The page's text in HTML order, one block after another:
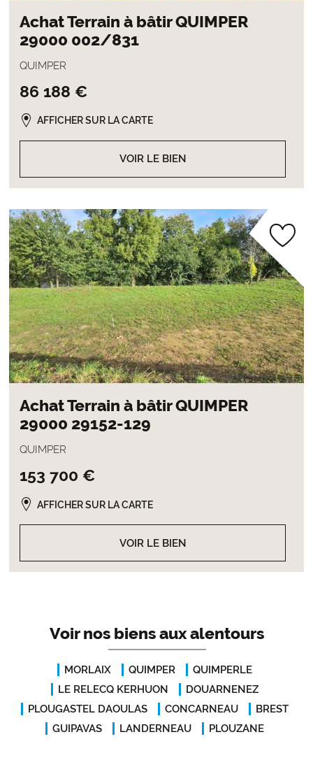
Achat Terrain à bâtir QUIMPER
29000 002/831
QUIMPER
86 188 €
VOIR LE BIEN
AFFICHER SUR LA CARTE
Achat Terrain à bâtir QUIMPER
29000 29152-129
QUIMPER
153 700 €
VOIR LE BIEN
AFFICHER SUR LA CARTE
Voir nos biens aux alentours
MORLAIX QUIMPER
QUIMPERLE
LE RELECQ KERHUON
DOUARNENEZ
PLOUGASTEL DAOULAS
CONCARNEAU
BREST
GUIPAVAS
LANDERNEAU PLOUZANE